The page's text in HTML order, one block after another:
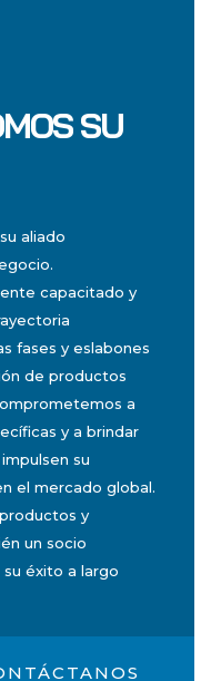
SU
aliado
capacitado y
fases y eslabones
de productos
a
y a brindar
su
el mercado global.
y
un socio
éxito a largo